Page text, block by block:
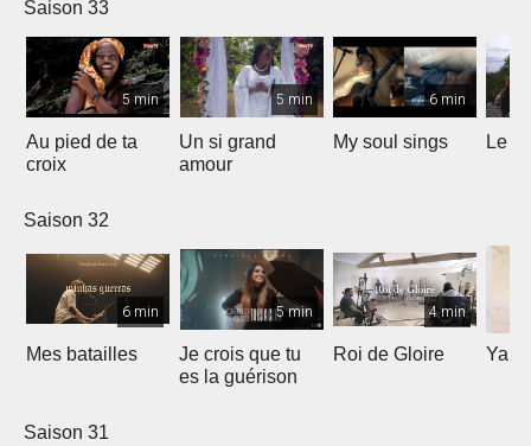
Saison 33
5 min
Au pied de ta
croix
5 min
Un si grand
amour
6 min
My soul sings Le
Saison 32
6 min
Mes batailles
5 min
Je crois que tu
es la guérison
4 min
Roi de Gloire
Saison 31